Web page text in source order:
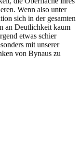
Wenn also unter
sich in der gesamten
an Deutlichkeit kaum
etwas schier
mit unserer
von Bynaus zu